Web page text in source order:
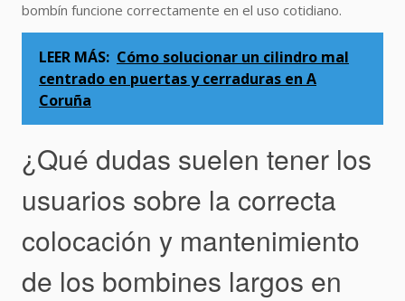
bombín funcione correctamente en el uso cotidiano.
LEER MÁS: Cómo solucionar un cilindro mal
centrado en puertas y cerraduras en A
Coruña
¿Qué dudas suelen tener los
usuarios sobre la correcta
colocación y mantenimiento
de los bombines largos en